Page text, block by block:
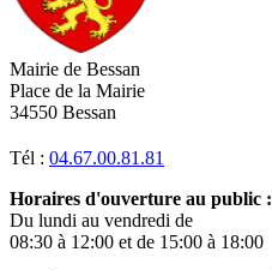
Mairie de Bessan
Place de la Mairie
34550 Bessan
Tél : 04.67.00.81.81
Horaires d'ouverture au public :
Du lundi au vendredi de
08:30 à 12:00 et de 15:00 à 18:00